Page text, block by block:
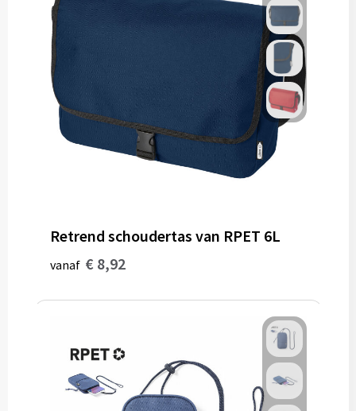
Gereedschap
Persoonlijke verzorging
Zonnebrillen
Retrend schoudertas van RPET 6L
vanaf € 8,92